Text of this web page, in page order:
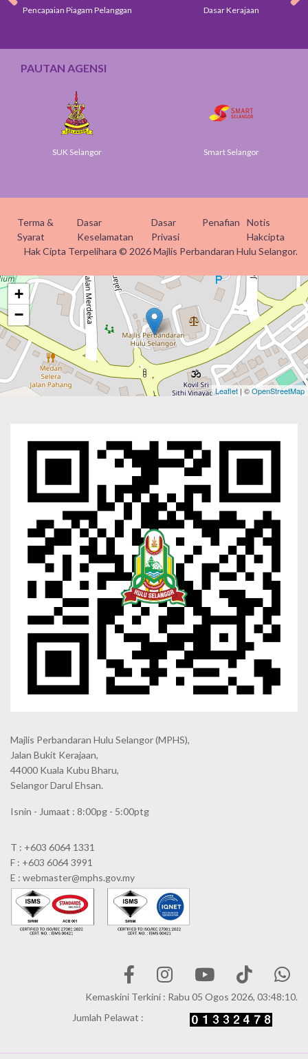
Pencapaian Piagam Pelanggan Dasar Kerajaan
PAUTAN AGENSI
SUK Selangor Smart Selangor
Terma &
Syarat
Dasar
Keselamatan
Dasar
Privasi
Penafian
Notis
Hakcipta
Hak Cipta Terpelihara © 2026 Majlis Perbandaran Hulu Selangor.
+
−
Leaflet | ©OpenStreetMap
Majlis Perbandaran Hulu Selangor (MPHS),
Jalan Bukit Kerajaan,
44000 Kuala Kubu Bharu,
Selangor Darul Ehsan.
Isnin - Jumaat : 8:00pg - 5:00ptg
T : +603 6064 1331
F : +603 6064 3991
E : webmaster@mphs.gov.my
Kemaskini Terkini : Rabu 05 Ogos 2026, 03:48:10.
Jumlah Pelawat :